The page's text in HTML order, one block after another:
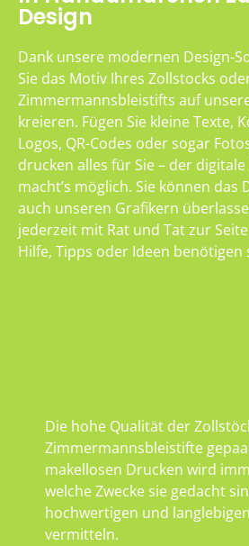
Design
Dank unsere modernen Design-
Sie das Motiv Ihres Zollstocks
Zimmermannsbleistifts auf
kreieren. Fügen Sie kleine Texte,
Logos, QR-Codes oder sogar
drucken alles für Sie – der
macht’s möglich. Sie können das
auch unseren Grafikern
jederzeit mit Rat und Tat zur
Hilfe, Tipps oder Ideen benötigen
Die hohe Qualität der
Zimmermannsbleistifte
makellosen Drucken wird
welche Zwecke sie gedacht
hochwertigen und
vermitteln.